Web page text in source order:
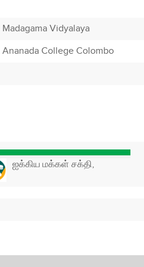
Madagama Vidyalaya
Ananada College Colombo
ஐக்கிய மக்கள் சக்தி,